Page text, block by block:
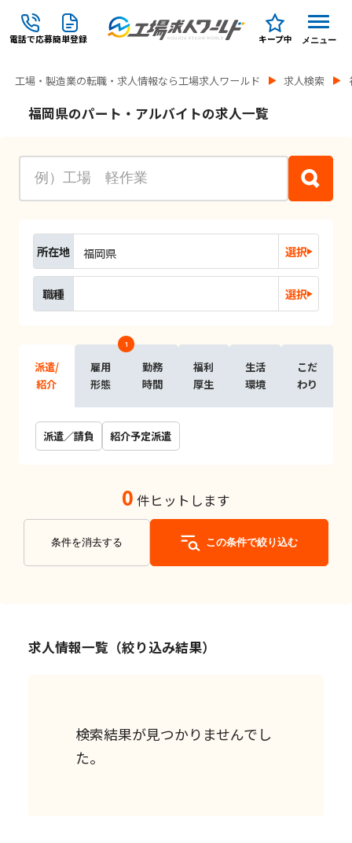
電話で応募簡単登録 キープ中 メニュー
工場・製造業の転職・求人情報なら工場求人ワールド 求人検索
福岡県のパート・アルバイトの求人一覧
所在地 福岡県 選択
職種 選択
派遣/
紹介
雇用
形態
1
勤務
時間
福利
厚生
生活
環境
こだ
わり
派遣／請負 紹介予定派遣
0 件ヒットします
条件を消去する この条件で絞り込む
求人情報一覧（絞り込み結果）
検索結果が見つかりませんでし
た。